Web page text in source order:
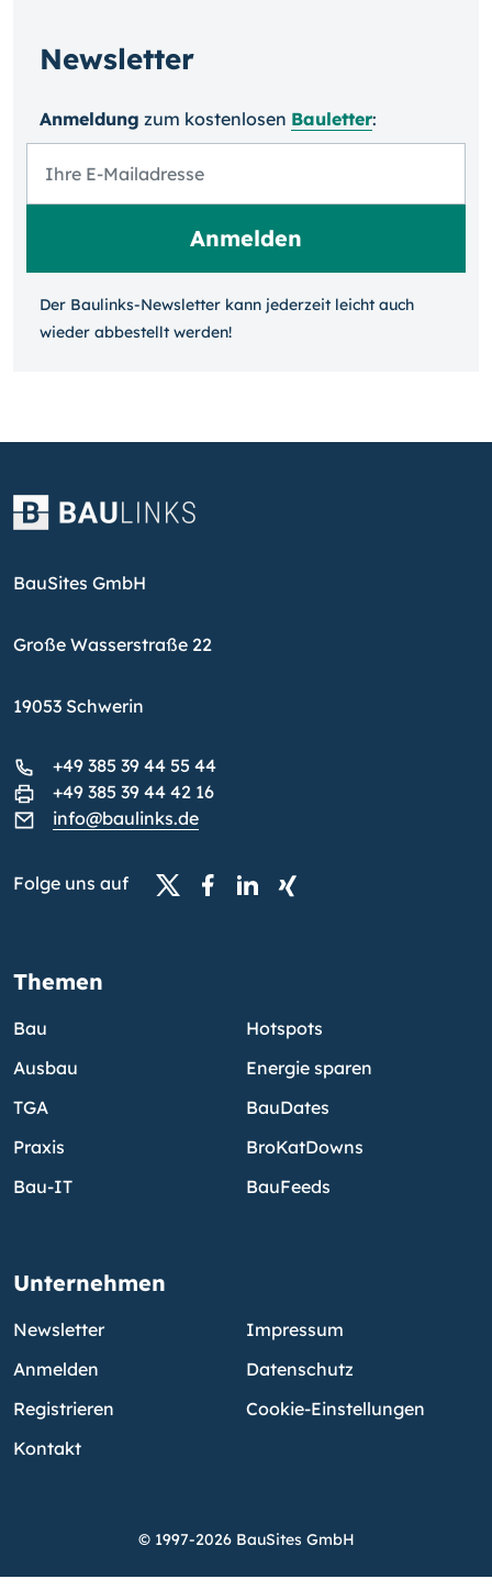
Newsletter
Anmeldung zum kosten­losen Bauletter:
Der Baulinks-Newsletter kann jeder­zeit leicht auch
wieder ab­bestellt werden!
BauSites GmbH
Große Wasserstraße 22
19053 Schwerin
+49 385 39 44 55 44
+49 385 39 44 42 16
info@baulinks.de
Folge uns auf
Themen
Bau
Ausbau
TGA
Praxis
Bau-IT
Hotspots
Energie sparen
BauDates
BroKatDowns
BauFeeds
Unternehmen
Newsletter
Anmelden
Registrieren
Kontakt
Impressum
Datenschutz
Cookie-Einstellungen
© 1997-2026 BauSites GmbH